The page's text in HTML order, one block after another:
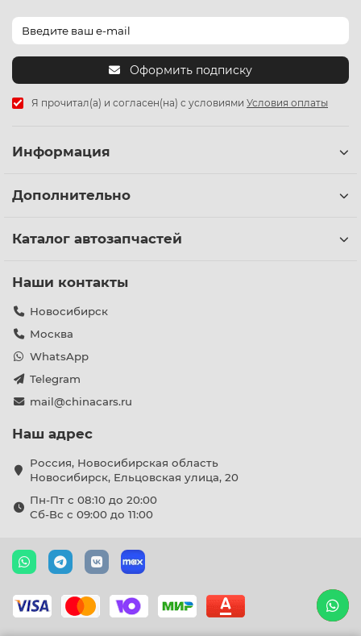
Оформить подписку
Я прочитал(а) и согласен(на) с условиями Условия оплаты
Информация
Дополнительно
Каталог автозапчастей
Наши контакты
Новосибирск
Москва
WhatsApp
Telegram
mail@chinacars.ru
Наш адрес
Россия, Новосибирская область
Новосибирск, Ельцовская улица, 20
Пн-Пт с 08:10 до 20:00
Сб-Вс с 09:00 до 11:00